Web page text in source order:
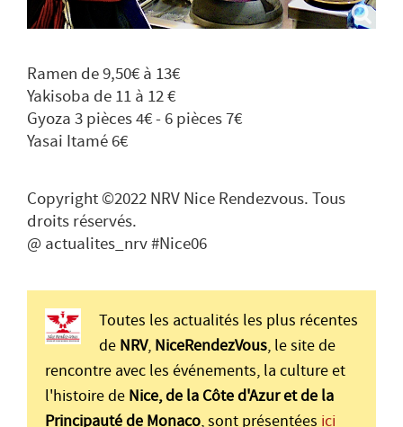
Ramen de 9,50€ à 13€
Yakisoba de 11 à 12 €
Gyoza 3 pièces 4€ - 6 pièces 7€
Yasai Itamé 6€
Copyright ©2022 NRV Nice Rendezvous. Tous
droits réservés.
@ actualites_nrv #Nice06
Toutes les actualités les plus récentes
de NRV, NiceRendezVous, le site de
rencontre avec les événements, la culture et
l'histoire de Nice, de la Côte d'Azur et de la
Principauté de Monaco, sont présentées ici